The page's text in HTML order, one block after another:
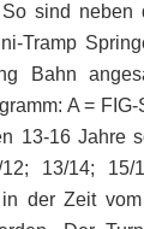
sind neben
Tramp
Bahn
A =
13-16 Jahre
12; 13/14;
der Zeit